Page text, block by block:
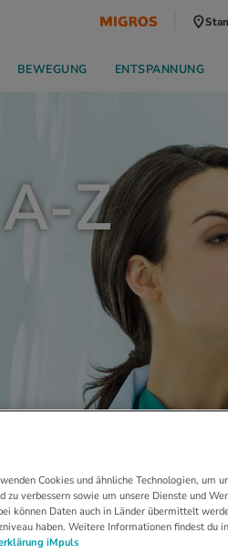
BEWEGUNG ENTSPANNUNG
Z
Cookies und ähnliche Technologien, um
zu verbessern sowie um unsere Dienste und
können Daten auch in Länder übermittelt
haben. Weitere Informationen findest du
iMpuls